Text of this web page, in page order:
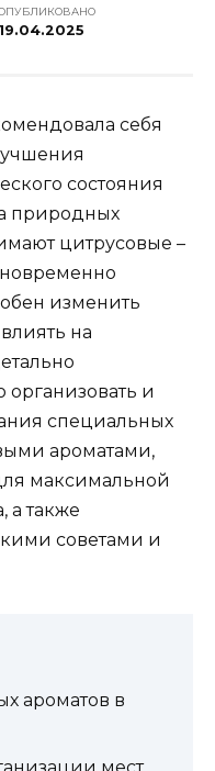
19.04.2025
себя
состояния
природных
цитрусовые –
изменить
на
и
специальных
ароматами,
максимальной
а также
советами и
ароматов в